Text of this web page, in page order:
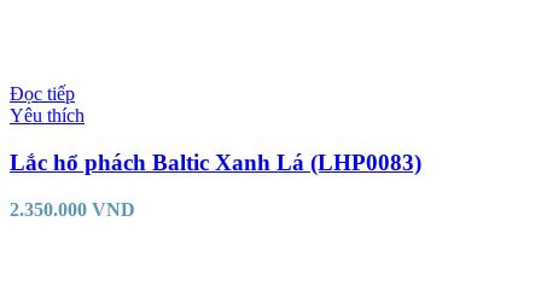
Đọc tiếp
Yêu thích
Lắc hổ phách Baltic Xanh Lá (LHP0083)
2.350.000 VND